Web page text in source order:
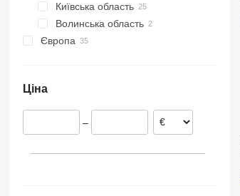
Київська область
Київ
Вишневе
Волинська область
Луцьк
Європа
Словаччина
Іспанія
Ціна
–